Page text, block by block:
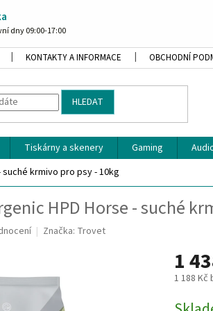
dny 09:00-17:00
KONTAKTY A INFORMACE OBCHODNÍ
HLEDAT
Tiskárny a skenery Gaming
suché krmivo pro psy - 10kg
HPD Horse - suché
Značka: Trovet
1
1 188 Kč